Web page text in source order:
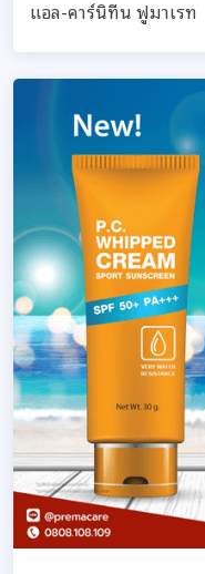
แอล-คาร์นิทีน ฟูมาเรท